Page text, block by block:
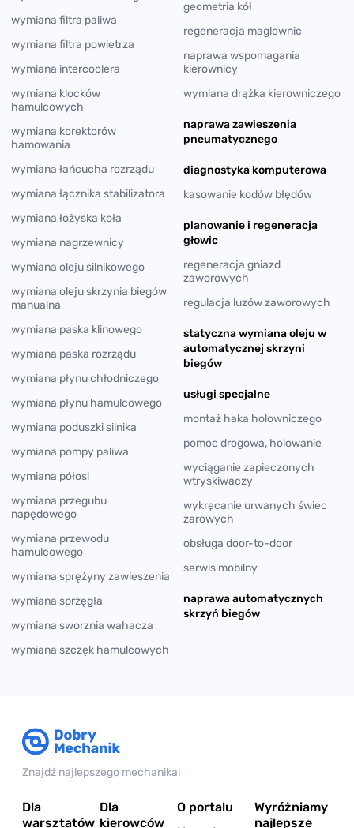
wymiana filtra paliwa
wymiana filtra powietrza
wymiana intercoolera
wymiana klocków
hamulcowych
wymiana korektorów
hamowania
wymiana łańcucha rozrządu
wymiana łącznika stabilizatora
wymiana łożyska koła
wymiana nagrzewnicy
wymiana oleju silnikowego
wymiana oleju skrzynia biegów
manualna
wymiana paska klinowego
wymiana paska rozrządu
wymiana płynu chłodniczego
wymiana płynu hamulcowego
wymiana poduszki silnika
wymiana pompy paliwa
wymiana półosi
wymiana przegubu
napędowego
wymiana przewodu
hamulcowego
wymiana sprężyny zawieszenia
wymiana sprzęgła
wymiana sworznia wahacza
wymiana szczęk hamulcowych
geometria kół
regeneracja maglownic
naprawa wspomagania
kierownicy
wymiana drążka kierowniczego
naprawa zawieszenia
pneumatycznego
diagnostyka komputerowa
kasowanie kodów błędów
planowanie i regeneracja
głowic
regeneracja gniazd
zaworowych
regulacja luzów zaworowych
statyczna wymiana oleju w
automatycznej skrzyni
biegów
usługi specjalne
montaż haka holowniczego
pomoc drogowa, holowanie
wyciąganie zapieczonych
wtryskiwaczy
wykręcanie urwanych świec
żarowych
obsługa door-to-door
serwis mobilny
naprawa automatycznych
skrzyń biegów
Znajdź najlepszego mechanika!
Dla
warsztatów
Dla
kierowców
O portalu
Wyróżniamy
najlepsze